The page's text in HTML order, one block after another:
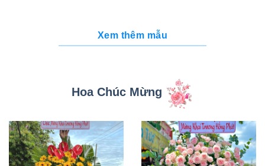
Xem thêm mẫu
Hoa Chúc Mừng